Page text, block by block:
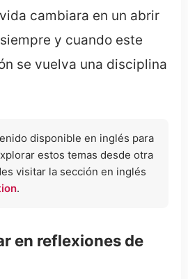
cambiara en un abrir
y cuando este
se vuelva una disciplina
disponible en inglés para
estos temas desde otra
visitar la sección en inglés
.
en reflexiones de